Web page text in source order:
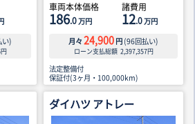
い)
円
車両本体価格
186.0万円
諸費用
12.0万円
月々 24,900 円 (96回払い)
ローン支払総額 2,397,357円
法定整備付
保証付(3ヶ月・100,000km)
ダイハツ アトレー